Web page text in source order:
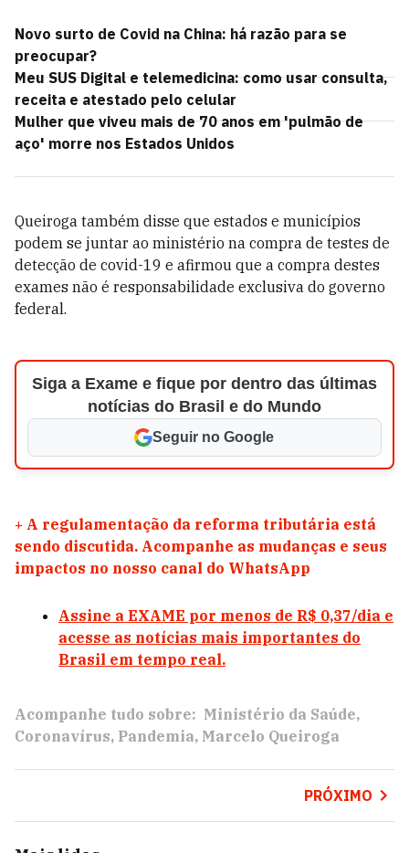
Novo surto de Covid na China: há razão para se
preocupar?
Meu SUS Digital e telemedicina: como usar consulta,
receita e atestado pelo celular
Mulher que viveu mais de 70 anos em 'pulmão de
aço' morre nos Estados Unidos
Queiroga também disse que estados e municípios
podem se juntar ao ministério na compra de testes de
detecção de covid-19 e afirmou que a compra destes
exames não é responsabilidade exclusiva do governo
federal.
Siga a Exame e fique por dentro das últimas
notícias do Brasil e do Mundo
Seguir no Google
+ A regulamentação da reforma tributária está
sendo discutida. Acompanhe as mudanças e seus
impactos no nosso canal do WhatsApp
Assine a EXAME por menos de R$ 0,37/dia e
acesse as notícias mais importantes do
Brasil em tempo real.
Acompanhe tudo sobre: Ministério da Saúde
Coronavírus Pandemia Marcelo Queiroga
PRÓXIMO